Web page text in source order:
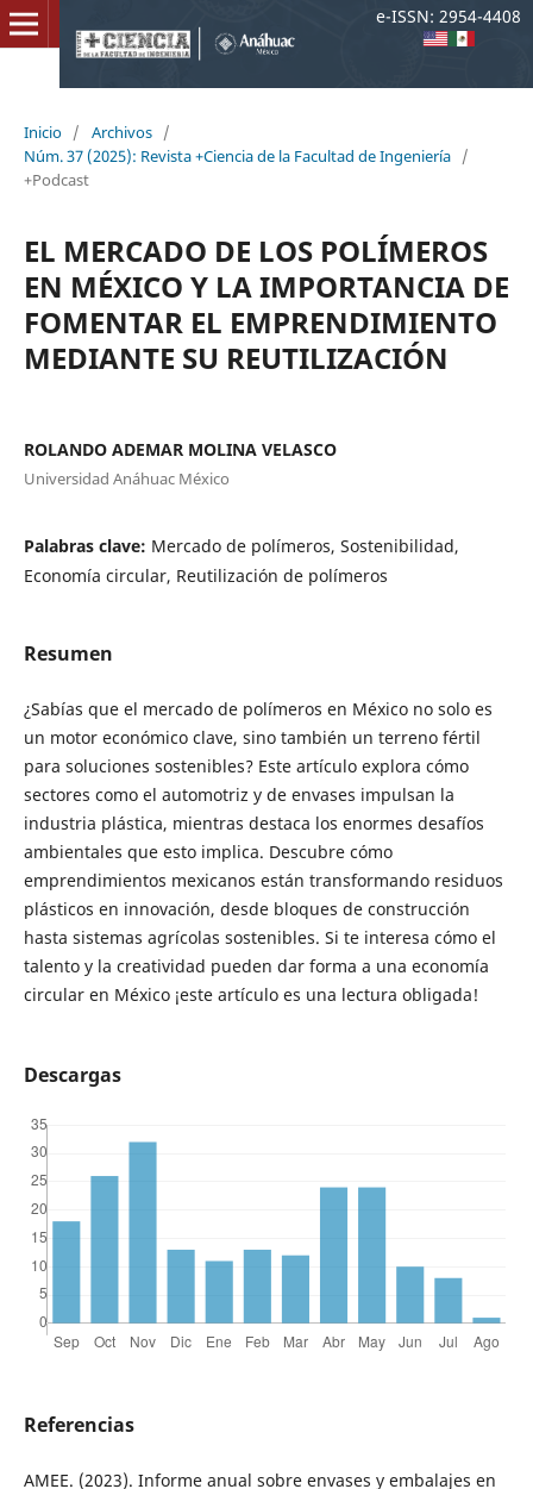
Inicio / Archivos /
Núm. 37 (2025): Revista +Ciencia de la Facultad de Ingeniería /
+Podcast
EL MERCADO DE LOS POLÍMEROS
EN MÉXICO Y LA IMPORTANCIA DE
FOMENTAR EL EMPRENDIMIENTO
MEDIANTE SU REUTILIZACIÓN
ROLANDO ADEMAR MOLINA VELASCO
Universidad Anáhuac México
Palabras clave: Mercado de polímeros, Sostenibilidad,
Economía circular, Reutilización de polímeros
Resumen
¿Sabías que el mercado de polímeros en México no solo es
un motor económico clave, sino también un terreno fértil
para soluciones sostenibles? Este artículo explora cómo
sectores como el automotriz y de envases impulsan la
industria plástica, mientras destaca los enormes desafíos
ambientales que esto implica. Descubre cómo
emprendimientos mexicanos están transformando residuos
plásticos en innovación, desde bloques de construcción
hasta sistemas agrícolas sostenibles. Si te interesa cómo el
talento y la creatividad pueden dar forma a una economía
circular en México ¡este artículo es una lectura obligada!
Descargas
Referencias
AMEE. (2023). Informe anual sobre envases y embalajes en
e-ISSN: 2954-4408